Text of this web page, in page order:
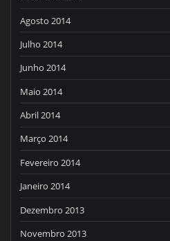
Agosto 2014
Julho 2014
Junho 2014
Maio 2014
Abril 2014
Março 2014
Fevereiro 2014
Janeiro 2014
Dezembro 2013
Novembro 2013